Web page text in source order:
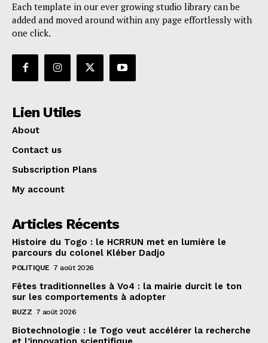
Each template in our ever growing studio library can be
added and moved around within any page effortlessly with
one click.
Lien Utiles
About
Contact us
Subscription Plans
My account
Articles Récents
Histoire du Togo : le HCRRUN met en lumière le
parcours du colonel Kléber Dadjo
POLITIQUE 7 août 2026
Fêtes traditionnelles à Vo4 : la mairie durcit le ton
sur les comportements à adopter
BUZZ 7 août 2026
Biotechnologie : le Togo veut accélérer la recherche